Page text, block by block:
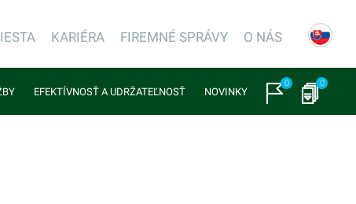
KARIÉRA FIREMNÉ SPRÁVY O NÁS
EFEKTÍVNOSŤ A UDRŽATEĽNOSŤ NOVINKY
0 0